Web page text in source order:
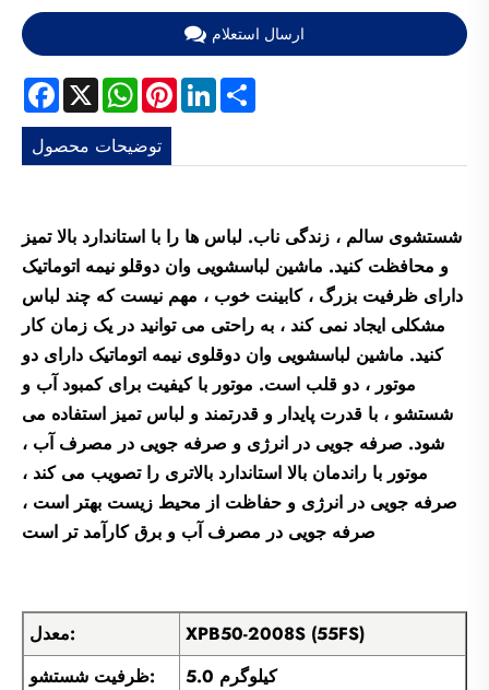
ارسال استعلام
Facebook
X WhatsApp
PinterestLinkedIn
توضیحات محصول
شستشوی سالم ، زندگی ناب. لباس ها را با استاندارد بالا تمیز
و محافظت کنید. ماشین لباسشویی وان دوقلو نیمه اتوماتیک
دارای ظرفیت بزرگ ، کابینت خوب ، مهم نیست که چند لباس
مشکلی ایجاد نمی کند ، به راحتی می توانید در یک زمان کار
کنید. ماشین لباسشویی وان دوقلوی نیمه اتوماتیک دارای دو
موتور ، دو قلب است. موتور با کیفیت برای کمبود آب و
شستشو ، با قدرت پایدار و قدرتمند و لباس تمیز استفاده می
شود. صرفه جویی در انرژی و صرفه جویی در مصرف آب ،
موتور با راندمان بالا استاندارد بالاتری را تصویب می کند ،
صرفه جویی در انرژی و حفاظت از محیط زیست بهتر است ،
صرفه جویی در مصرف آب و برق کارآمد تر است
معدل:
XPB50-2008S (55FS)
ظرفیت شستشو:
5.0 کیلوگرم